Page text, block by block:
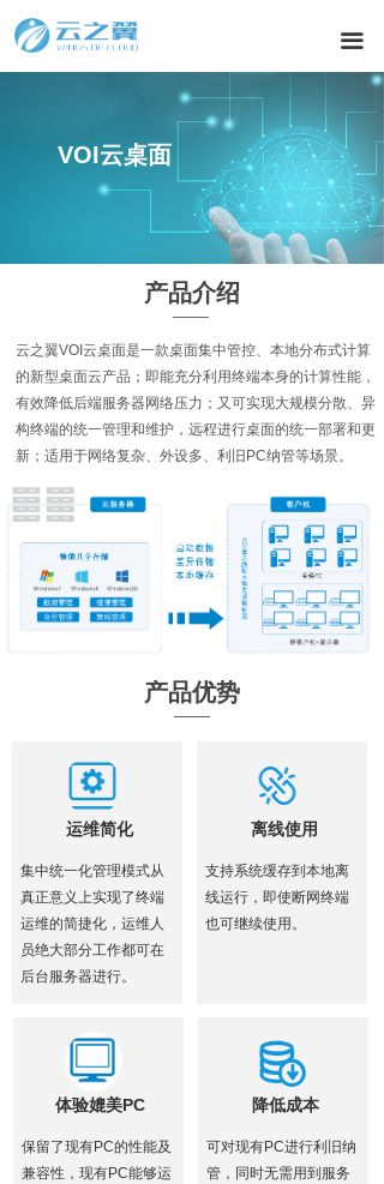
끀
VOI云桌面
产品介绍
云之翼VOI云桌面是⼀款桌面集中管控、本地分布式计算
的新型桌面云产品；即能充分利用终端本身的计算性能，
有效降低后端服务器网络压力；又可实现大规模分散、异
构终端的统一管理和维护，远程进行桌面的统一部署和更
新；适用于网络复杂、外设多、利旧PC纳管等场景。
产品优势
运维简化
集中统一化管理模式从
真正意义上实现了终端
运维的简捷化，运维人
员绝大部分工作都可在
后台服务器进行。
离线使用
支持系统缓存到本地离
线运行，即使断网终端
也可继续使用。
体验媲美PC
保留了现有PC的性能及
兼容性，现有PC能够运
降低成本
可对现有PC进行利旧纳
管，同时无需用到服务